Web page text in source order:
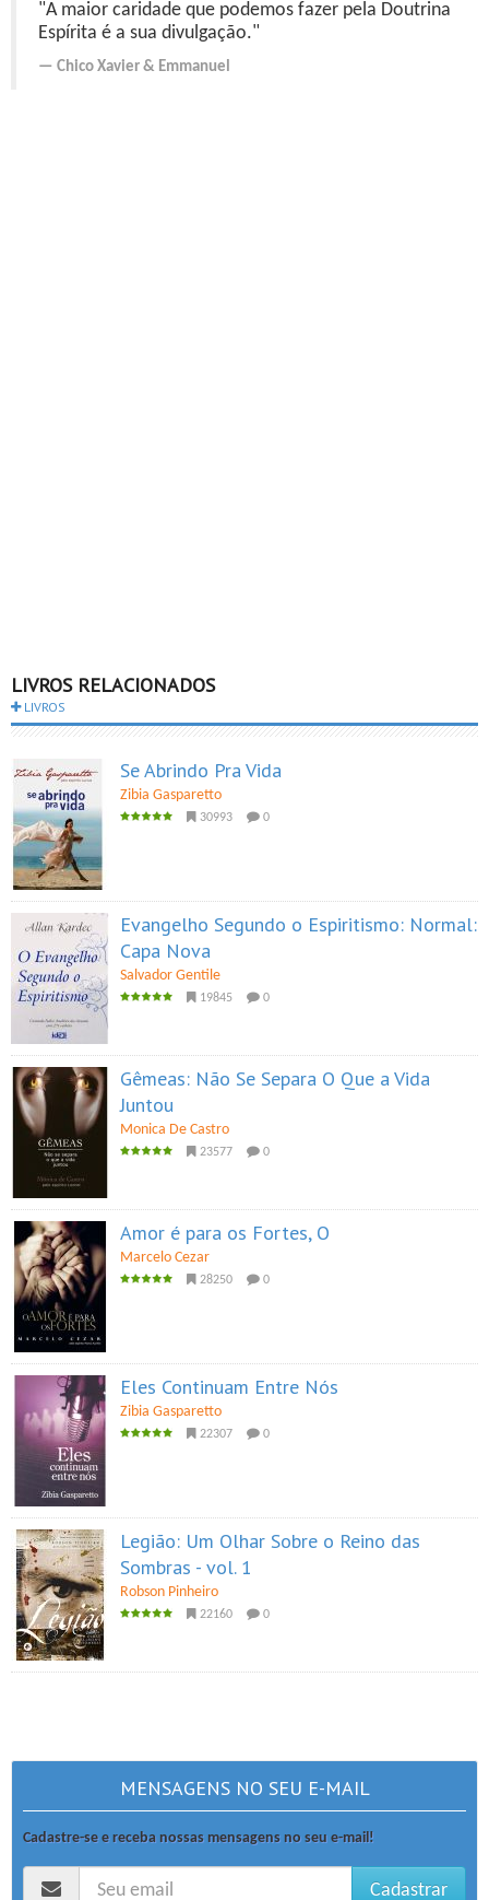
"A maior caridade que podemos fazer pela Doutrina
Espírita é a sua divulgação."
Chico Xavier & Emmanuel
LIVROS RELACIONADOS
LIVROS
Se Abrindo Pra Vida
Zibia Gasparetto
30993 0
Evangelho Segundo o Espiritismo: Normal:
Capa Nova
Salvador Gentile
19845 0
Gêmeas: Não Se Separa O Que a Vida
Juntou
Monica De Castro
23577 0
Amor é para os Fortes, O
Marcelo Cezar
28250 0
Eles Continuam Entre Nós
Zibia Gasparetto
22307 0
Legião: Um Olhar Sobre o Reino das
Sombras - vol. 1
Robson Pinheiro
22160 0
MENSAGENS NO SEU E-MAIL
Cadastre-se e receba nossas mensagens no seu e-mail!
Cadastrar